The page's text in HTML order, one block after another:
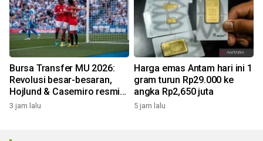
Bursa Transfer MU 2026:
Revolusi besar-besaran,
Hojlund & Casemiro resmi
didepak!
3 jam lalu
Harga emas Antam hari ini 1
gram turun Rp29.000 ke
angka Rp2,650 juta
5 jam lalu